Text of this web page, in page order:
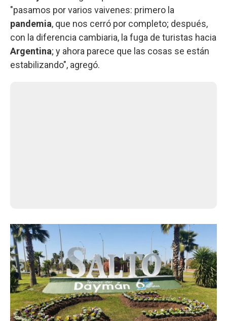
"pasamos por varios vaivenes: primero la
pandemia, que nos cerró por completo; después,
con la diferencia cambiaria, la fuga de turistas hacia
Argentina; y ahora parece que las cosas se están
estabilizando", agregó.